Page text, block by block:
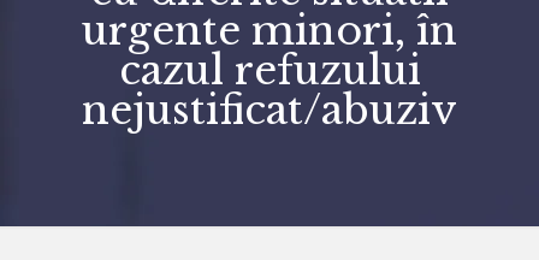
urgente minori, în
cazul refuzului
nejustificat/abuziv